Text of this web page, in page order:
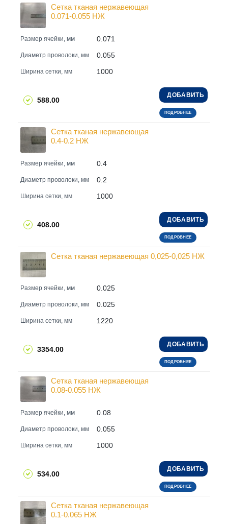
Сетка тканая нержавеющая
0.071-0.055 НЖ
Размер ячейки, мм 0.071
Диаметр проволоки, мм 0.055
Ширина сетки, мм 1000
588.00
ДОБАВИТЬ
ПОДРОБНЕЕ
Сетка тканая нержавеющая
0.4-0.2 НЖ
Размер ячейки, мм 0.4
Диаметр проволоки, мм 0.2
Ширина сетки, мм 1000
408.00
ДОБАВИТЬ
ПОДРОБНЕЕ
Сетка тканая нержавеющая 0,025-0,025 НЖ
Размер ячейки, мм 0.025
Диаметр проволоки, мм 0.025
Ширина сетки, мм 1220
3354.00
ДОБАВИТЬ
ПОДРОБНЕЕ
Сетка тканая нержавеющая
0.08-0.055 НЖ
Размер ячейки, мм 0.08
Диаметр проволоки, мм 0.055
Ширина сетки, мм 1000
534.00
ДОБАВИТЬ
ПОДРОБНЕЕ
Сетка тканая нержавеющая
0.1-0.065 НЖ